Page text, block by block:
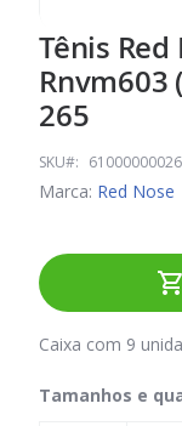
Saltar
para
o
início
Galeria
de
Tênis
Rnvm603
265
SKU
Marca: Red Nose
Caixa com 9
Tamanhos e